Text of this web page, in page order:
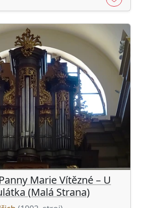
Marie Vítězné – U
(Malá Strana)